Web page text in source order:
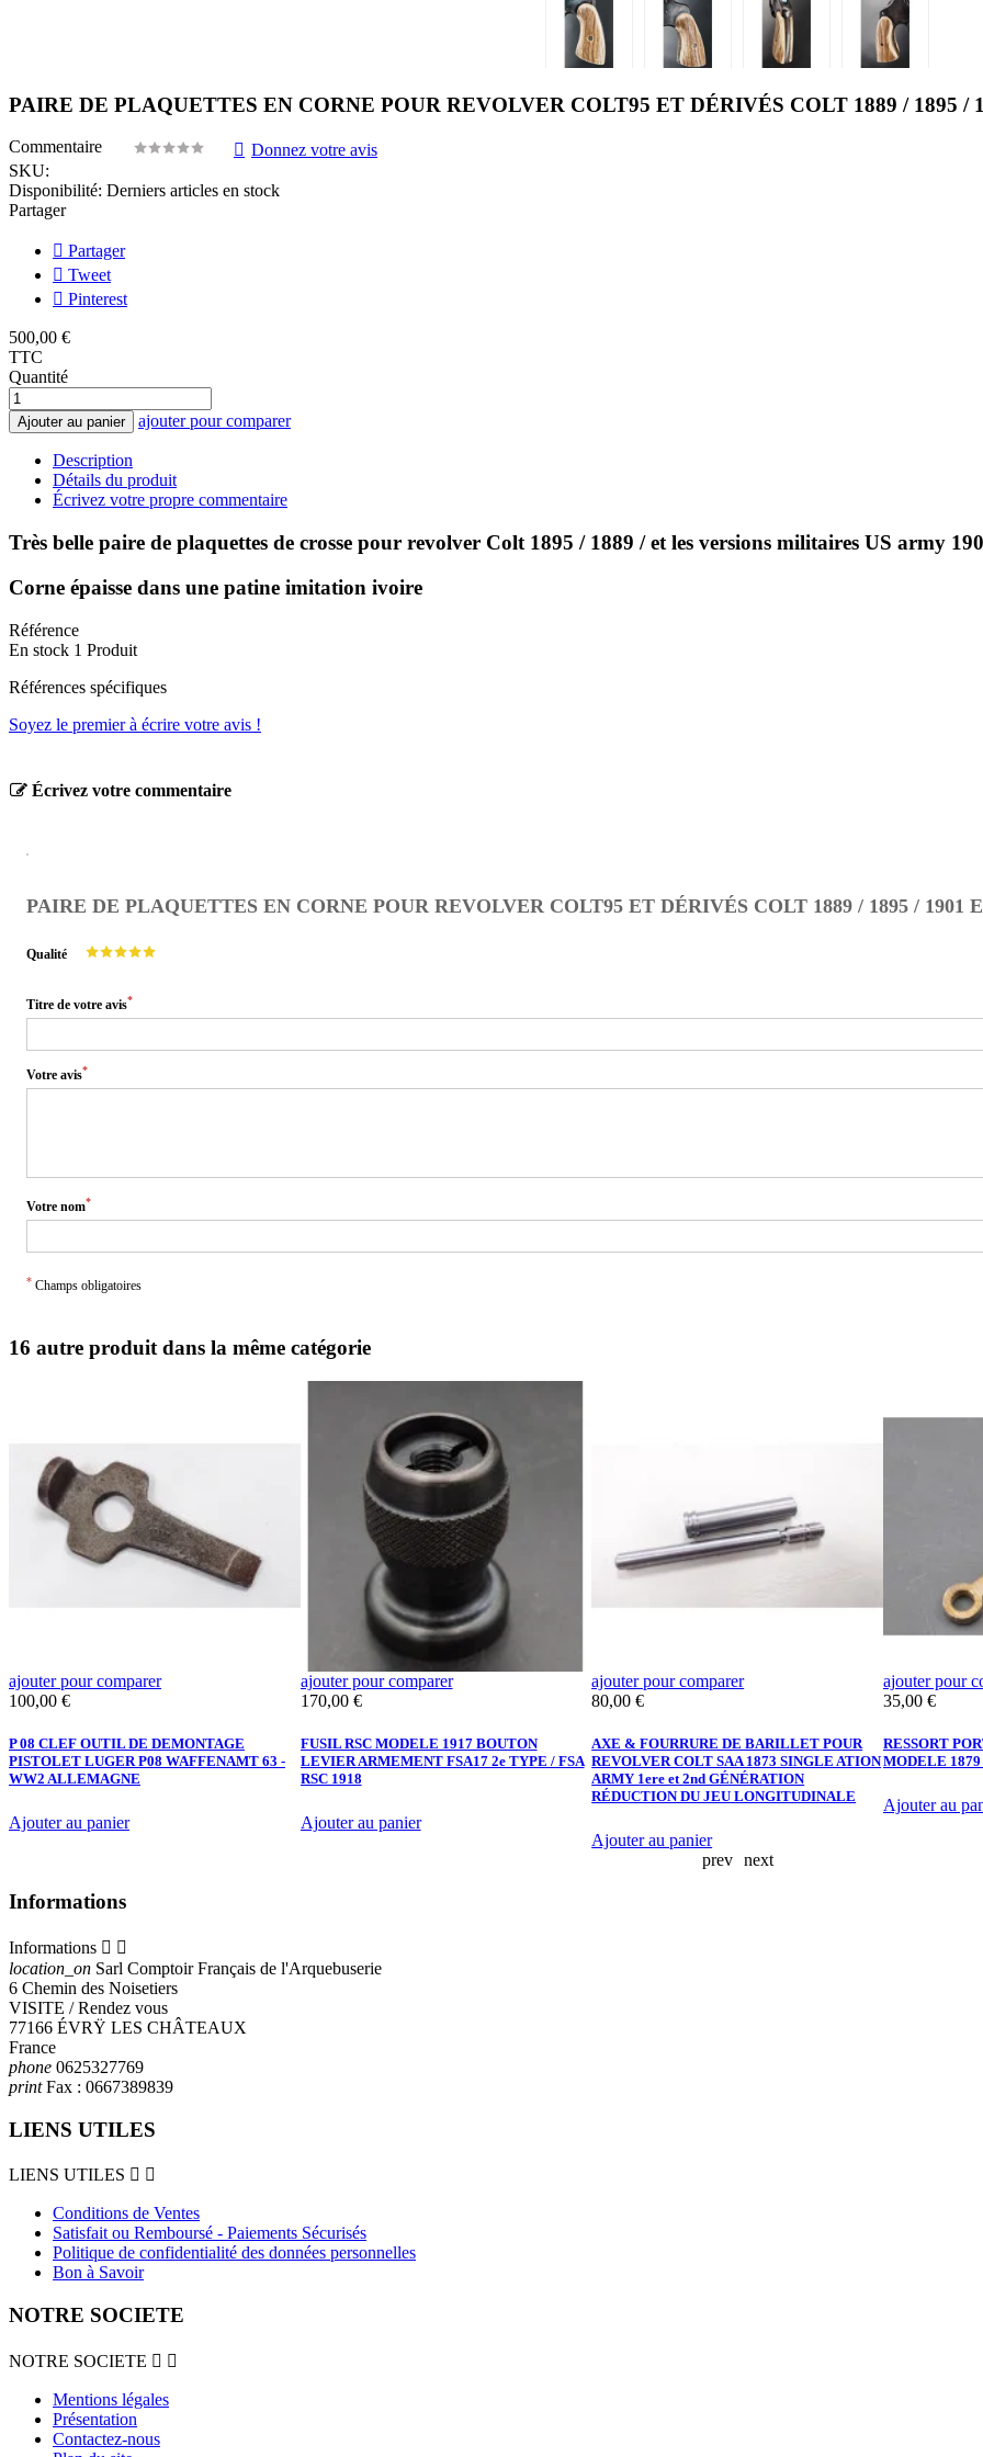
PAIRE DE PLAQUETTES EN CORNE POUR REVOLVER COLT95 ET DÉRIVÉS COLT 1889 / 1895 /
Commentaire
Donnez votre avis
SKU:
Disponibilité: Derniers articles en stock
Partager
Partager
Tweet
Pinterest
500,00 €
TTC
Quantité
Ajouter au panier ajouter pour comparer
Description
Détails du produit
Écrivez votre propre commentaire
Très belle paire de plaquettes de crosse pour revolver Colt 1895 / 1889 / et les versions militaires US army
Corne épaisse dans une patine imitation ivoire
Référence
En stock 1 Produit
Références spécifiques
Soyez le premier à écrire votre avis !
Écrivez votre commentaire
PAIRE DE PLAQUETTES EN CORNE POUR REVOLVER COLT95 ET DÉRIVÉS COLT 1889 / 1895 / 1901
Qualité
Titre de votre avis*
Votre avis*
Votre nom*
* Champs obligatoires
16 autre produit dans la même catégorie
ajouter pour comparer
Prix
100,00 €
P 08 CLEF OUTIL DE DEMONTAGE
PISTOLET LUGER P08 WAFFENAMT 63 -
WW2 ALLEMAGNE
Ajouter au panier
ajouter pour comparer
Prix
170,00 €
FUSIL RSC MODELE 1917 BOUTON
LEVIER ARMEMENT FSA17 2e TYPE / FSA
RSC 1918
Ajouter au panier
ajouter pour comparer
Prix
80,00 €
AXE & FOURRURE DE BARILLET POUR
REVOLVER COLT SAA 1873 SINGLE ATION
ARMY 1ere et 2nd GÉNÉRATION
RÉDUCTION DU JEU LONGITUDINALE
Ajouter au panier
ajouter pour
Prix
35,00 €
RESSORT
MODELE 1879
Ajouter au
prev
next
Informations
Informations  
location_on Sarl Comptoir Français de l'Arquebuserie
6 Chemin des Noisetiers
VISITE / Rendez vous
77166 ÉVRŸ LES CHÂTEAUX
France
phone 0625327769
printFax : 0667389839
LIENS UTILES
LIENS UTILES  
Conditions de Ventes
Satisfait ou Remboursé - Paiements Sécurisés
Politique de confidentialité des données personnelles
Bon à Savoir
NOTRE SOCIETE
NOTRE SOCIETE  
Mentions légales
Présentation
Contactez-nous